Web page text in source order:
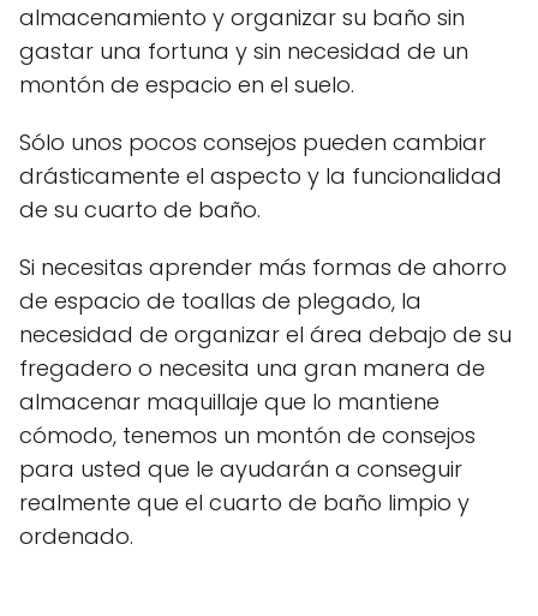
almacenamiento y organizar su baño sin
gastar una fortuna y sin necesidad de un
montón de espacio en el suelo.
Sólo unos pocos consejos pueden cambiar
drásticamente el aspecto y la funcionalidad
de su cuarto de baño.
Si necesitas aprender más formas de ahorro
de espacio de toallas de plegado, la
necesidad de organizar el área debajo de su
fregadero o necesita una gran manera de
almacenar maquillaje que lo mantiene
cómodo, tenemos un montón de consejos
para usted que le ayudarán a conseguir
realmente que el cuarto de baño limpio y
ordenado.